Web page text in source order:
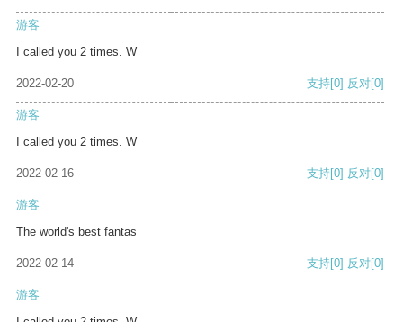
游客
I called you 2 times. W
2022-02-20 支持[0] 反对[0]
游客
I called you 2 times. W
2022-02-16 支持[0] 反对[0]
游客
The world's best fantas
2022-02-14 支持[0] 反对[0]
游客